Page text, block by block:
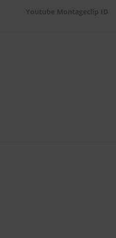
Youtube Montageclip ID